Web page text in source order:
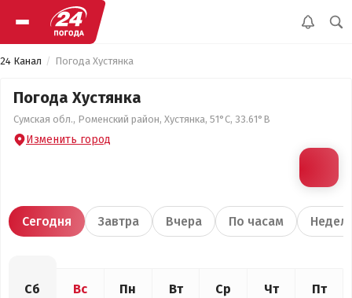
24 Канал Погода Хустянка
Погода Хустянка
Сумская обл., Роменский район, Хустянка, 51°С, 33.61°В
Изменить город
Сегодня Завтра Вчера По часам
Сб Вс Пн Вт Ср Чт Пт